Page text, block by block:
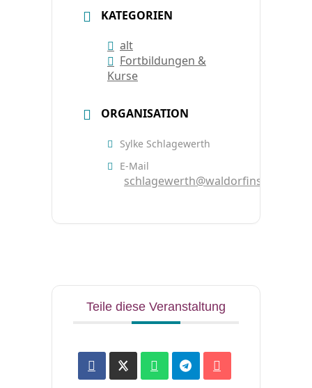
KATEGORIEN
alt
Fortbildungen &
Kurse
ORGANISATION
Sylke Schlagewerth
E-Mail
schlagewerth@waldorfinstitut.de
Teile diese Veranstaltung